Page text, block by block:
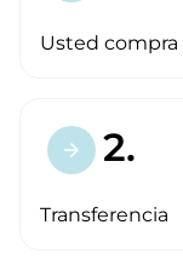
Usted
arrow_forward 2.
Transferencia